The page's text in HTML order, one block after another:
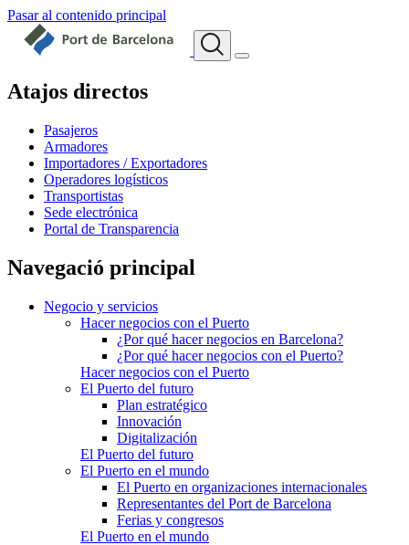
Pasar al contenido principal
Atajos directos
Pasajeros
Armadores
Importadores / Exportadores
Operadores logísticos
Transportistas
Sede electrónica
Portal de Transparencia
Navegació principal
Negocio y servicios
Hacer negocios con el Puerto
¿Por qué hacer negocios en Barcelona?
¿Por qué hacer negocios con el Puerto?
Hacer negocios con el Puerto
El Puerto del futuro
Plan estratégico
Innovación
Digitalización
El Puerto del futuro
El Puerto en el mundo
El Puerto en organizaciones internacionales
Representantes del Port de Barcelona
Ferias y congresos
El Puerto en el mundo